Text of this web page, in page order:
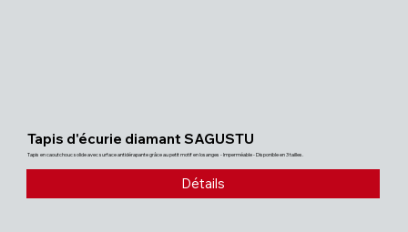
Tapis d'écurie diamant SAGUSTU
Tapis en caoutchouc solide avec surface antidérapante grâce au petit motif en losanges - Imperméable - Disponible en 3 tailles.
Détails